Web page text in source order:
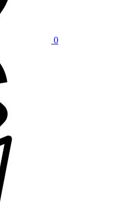
0